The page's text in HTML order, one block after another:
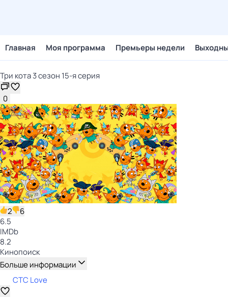
Главная Моя программа Премьеры недели
Три кота 3 сезон 15-я серия
0
2
6
6.5
IMDb
8.2
Кинопоиск
Больше информации
СТС Love